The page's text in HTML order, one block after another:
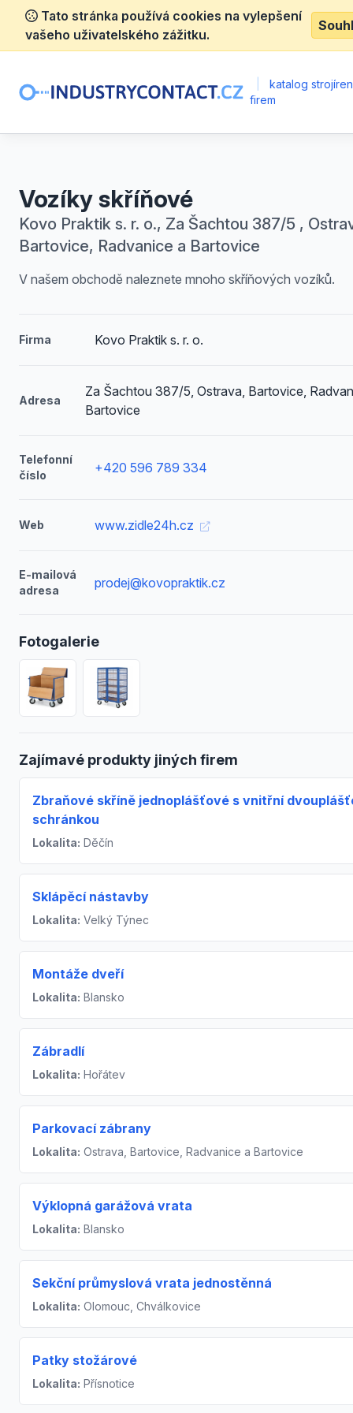
Tato stránka používá cookies na vylepšení
vašeho uživatelského zážitku.
katalog
firem
Vozíky skříňové
Kovo Praktik s. r. o., Za Šachtou 387/5 ,
Bartovice, Radvanice a Bartovice
V našem obchodě naleznete mnoho skříňových vozíků.
Firma Kovo Praktik s. r. o.
Adresa
Za Šachtou 387/5, Ostrava, Bartovice,
Bartovice
Telefonní
číslo
+420 596 789 334
Web www.zidle24h.cz
E-mailová
adresa
prodej@kovopraktik.cz
Fotogalerie
Zajímavé produkty jiných firem
Zbraňové skříně jednoplášťové s vnitřní
schránkou
Lokalita: Děčín
Sklápěcí nástavby
Lokalita: Velký Týnec
Montáže dveří
Lokalita: Blansko
Zábradlí
Lokalita: Hořátev
Parkovací zábrany
Lokalita: Ostrava, Bartovice, Radvanice a Bartovice
Výklopná garážová vrata
Lokalita: Blansko
Sekční průmyslová vrata jednostěnná
Lokalita: Olomouc, Chválkovice
Patky stožárové
Lokalita: Přísnotice